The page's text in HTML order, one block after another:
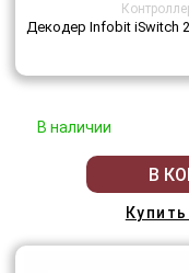
Декодер Infobit iSwitch
В наличии
В